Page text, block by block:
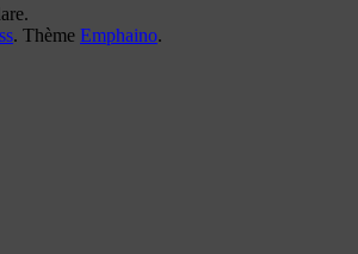
. Thème Emphaino.